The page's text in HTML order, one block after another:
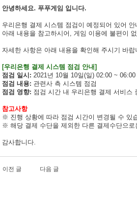
안녕하세요. 푸푸게임 입니다.
우리은행 결제 시스템 점검이 예정되어 있어 안
아래 내용을 참고하시어, 게임 이용에 불편이
자세한 사항은 아래 내용을 확인해 주시기 바랍
[우리은행 결제 시스템 점검 안내]
점검 일시: 2021년 10월 10일(일) 02:00 ~
점검 내용: 관련사 측 시스템 점검
점검 영향: 점검 시간 내 우리은행 결제 서비스
참고사항
※ 진행 상황에 따라 점검 시간이 변경될 수 있
※ 해당 결제 수단을 제외한 다른 결제수단으
감사합니다.
이전 글 다음 글